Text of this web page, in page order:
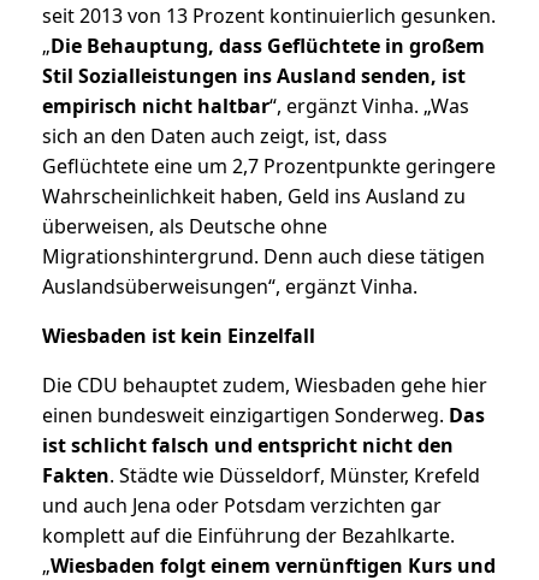
seit 2013 von 13 Prozent kontinuierlich gesunken.
„Die Behauptung, dass Geflüchtete in großem
Stil Sozialleistungen ins Ausland senden, ist
empirisch nicht haltbar“, ergänzt Vinha. „Was
sich an den Daten auch zeigt, ist, dass
Geflüchtete eine um 2,7 Prozentpunkte geringere
Wahrscheinlichkeit haben, Geld ins Ausland zu
überweisen, als Deutsche ohne
Migrationshintergrund. Denn auch diese tätigen
Auslandsüberweisungen“, ergänzt Vinha.
Wiesbaden ist kein Einzelfall
Die CDU behauptet zudem, Wiesbaden gehe hier
einen bundesweit einzigartigen Sonderweg. Das
ist schlicht falsch und entspricht nicht den
Fakten. Städte wie Düsseldorf, Münster, Krefeld
und auch Jena oder Potsdam verzichten gar
komplett auf die Einführung der Bezahlkarte.
„Wiesbaden folgt einem vernünftigen Kurs und